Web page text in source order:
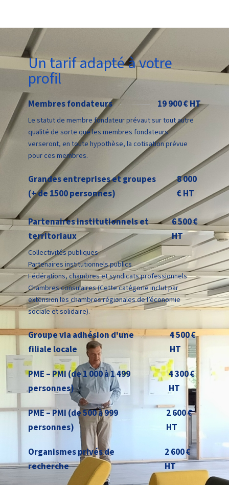
Un tarif adapté à votre
profil
Membres fondateurs 19 900 € HT
Le statut de membre fondateur prévaut sur tout autre
qualité de sorte que les membres fondateurs
verseront, en toute hypothèse, la cotisation prévue
pour ces membres.
Grandes entreprises et groupes
(+ de 1500 personnes)
8 000
€ HT
Partenaires institutionnels et
territoriaux
6 500 €
HT
Collectivités publiques
Partenaires institutionnels publics
Fédérations, chambres et syndicats professionnels
Chambres consulaires (Cette catégorie inclut par
extension les chambres régionales de l’économie
sociale et solidaire).
Groupe via adhésion d'une
filiale locale
4 500 €
HT
PME – PMI (de 1 000 à 1 499
personnes)
4 300 €
HT
PME – PMI (de 500 à 999
personnes)
2 600 €
HT
Organismes privés de
recherche
2 600 €
HT